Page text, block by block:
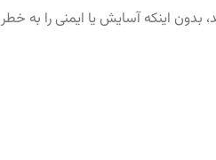
اینکه آسایش یا ایمنی را به خطر